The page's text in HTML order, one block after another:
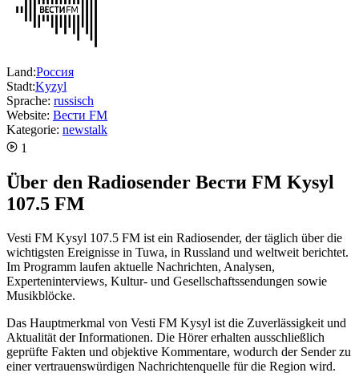
Land:Россия
Stadt:Kyzyl
Sprache: russisch
Website: Вести FM
Kategorie: newstalk
1
Über den Radiosender Вести FM Kysyl
107.5 FM
Vesti FM Kysyl 107.5 FM ist ein Radiosender, der täglich über die
wichtigsten Ereignisse in Tuwa, in Russland und weltweit berichtet.
Im Programm laufen aktuelle Nachrichten, Analysen,
Experteninterviews, Kultur- und Gesellschaftssendungen sowie
Musikblöcke.
Das Hauptmerkmal von Vesti FM Kysyl ist die Zuverlässigkeit und
Aktualität der Informationen. Die Hörer erhalten ausschließlich
geprüfte Fakten und objektive Kommentare, wodurch der Sender zu
einer vertrauenswürdigen Nachrichtenquelle für die Region wird.